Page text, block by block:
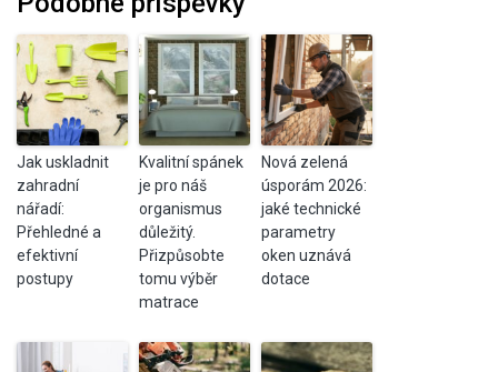
Jak uskladnit
zahradní
nářadí:
Přehledné a
efektivní
postupy
Kvalitní spánek
je pro náš
organismus
důležitý.
Přizpůsobte
tomu výběr
matrace
Nová zelená
úsporám 2026:
jaké technické
parametry
oken uznává
dotace